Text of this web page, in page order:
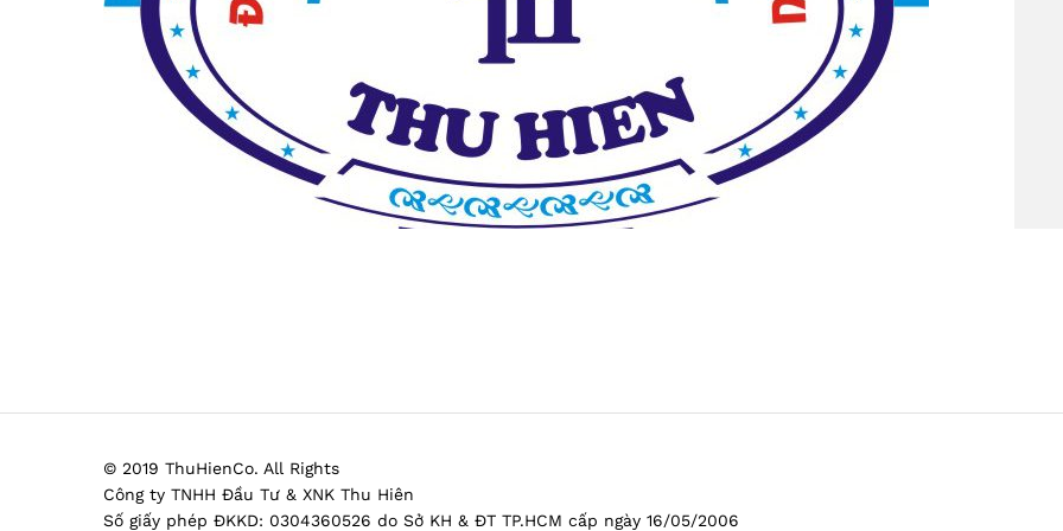
© 2019 ThuHienCo. All Rights
Công ty TNHH Đầu Tư & XNK Thu Hiên
Số giấy phép ĐKKD: 0304360526 do Sở KH & ĐT TP.HCM cấp ngày 16/05/2006